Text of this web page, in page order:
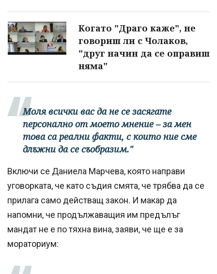
Когато "Драго каже", не
говориш ли с Чолаков,
"друг начин да се оправиш
няма"
Моля всички вас да не се засягате
персонално от моето мнение – за мен
това са реални факти, с които ние сме
длъжни да се съобразим."
Включи се Даниела Марчева, която направи
уговорката, че като съдия смята, че трябва да се
прилага само действащ закон. И макар да
напомни, че продължаващия им предълъг
мандат не е по тяхна вина, заяви, че ще е за
мораториум: